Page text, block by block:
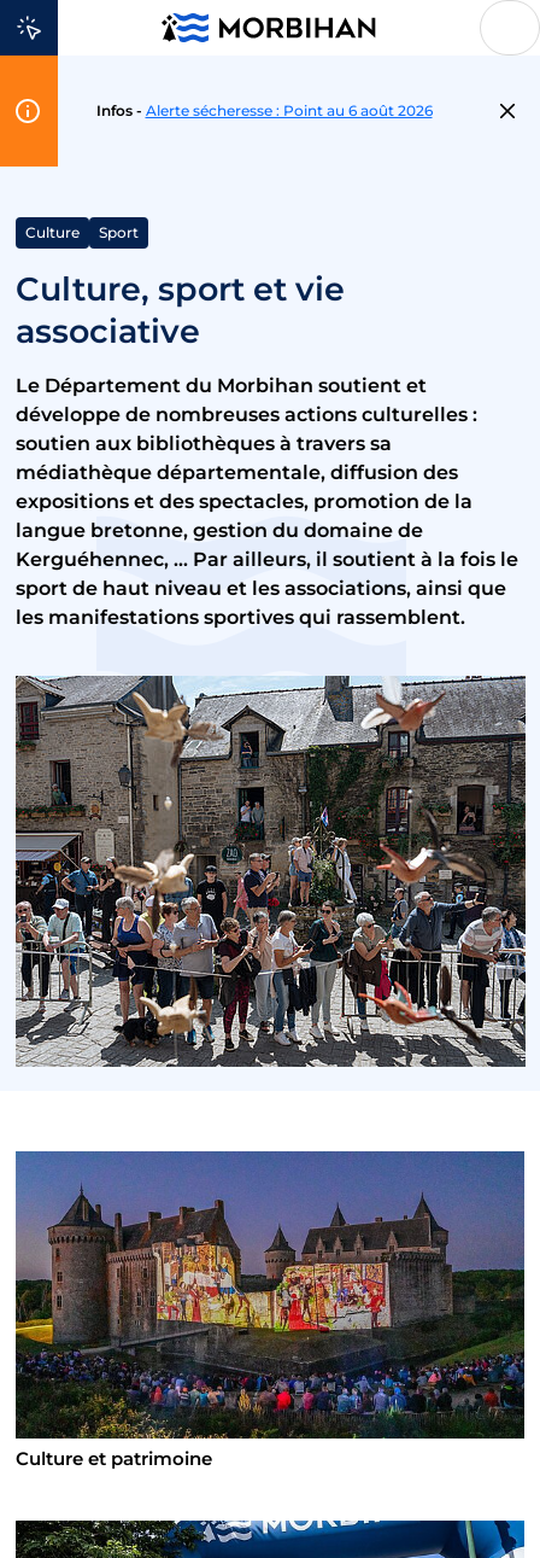
Aller au contenu
Infos - Alerte sécheresse : Point au 6 août 2026
Culture Sport
Culture, sport et vie
associative
Le Département du Morbihan soutient et
développe de nombreuses actions culturelles :
soutien aux bibliothèques à travers sa
médiathèque départementale, diffusion des
expositions et des spectacles, promotion de la
langue bretonne, gestion du domaine de
Kerguéhennec, ... Par ailleurs, il soutient à la fois le
sport de haut niveau et les associations, ainsi que
les manifestations sportives qui rassemblent.
Culture et patrimoine